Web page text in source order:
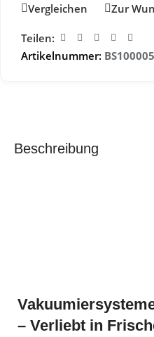
Vergleichen Zur
Teilen:
Artikelnummer:
Beschreibung
– Verliebt in